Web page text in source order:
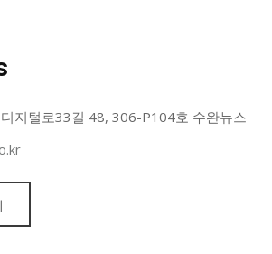
지털로33길 48, 306-P104호 수완뉴스